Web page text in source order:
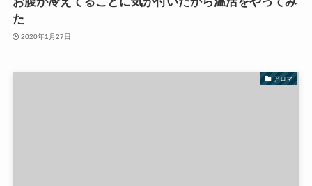
た
2020年1月27日
アロマ